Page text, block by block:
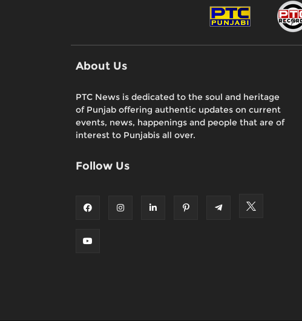
About Us
PTC News is dedicated to the soul and heritage
of Punjab offering authentic updates on current
events, news, happenings and people that are of
interest to Punjabis all over.
Follow Us